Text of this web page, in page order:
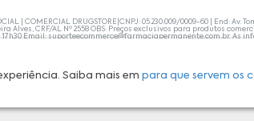
Saiba mais empara que servem os
| COMERCIAL DRUGSTORE|CNPJ: 05.230.009/0009-60 | End: Av.
Alves, CRF/AL Nº 2558 OBS: Preços exclusivos para produtos
Email: suporteecommerce@farmaciapermanente.com.br. As
orientações de um profissional da área médica. Apenas o médico
persistirem, um médico deve ser consultado. A Farmácia
compras com tranquilidade. A privacidade e a segurança dos
disponibilidade de produto em nosso estoque.